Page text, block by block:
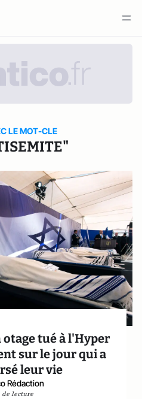
LE MOT-CLE
tué à l'Hyper
sur le jour qui a
leur vie
Rédaction
de lecture